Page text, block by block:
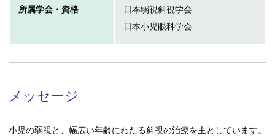
所属学会・資格
日本弱視斜視学会
日本小児眼科学会
メッセージ
小児の弱視と、幅広い年齢にわたる斜視の治療を主としています。